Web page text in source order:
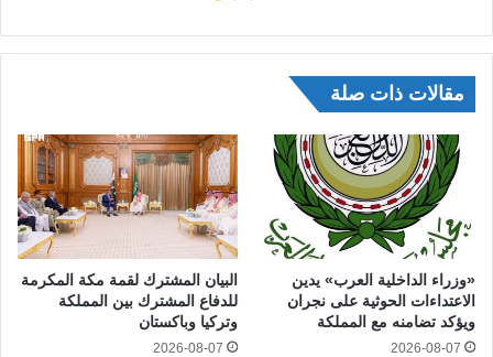
مقالات ذات صلة
«وزراء الداخلية العرب» يدين
الاعتداءات الحوثية على نجران
ويؤكد تضامنه مع المملكة
2026-08-07
البيان المشترك لقمة مكة المكرمة
للدفاع المشترك بين المملكة
وتركيا وباكستان
2026-08-07